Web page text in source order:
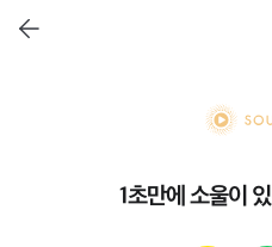
뒤로가기
1초만에 소울이